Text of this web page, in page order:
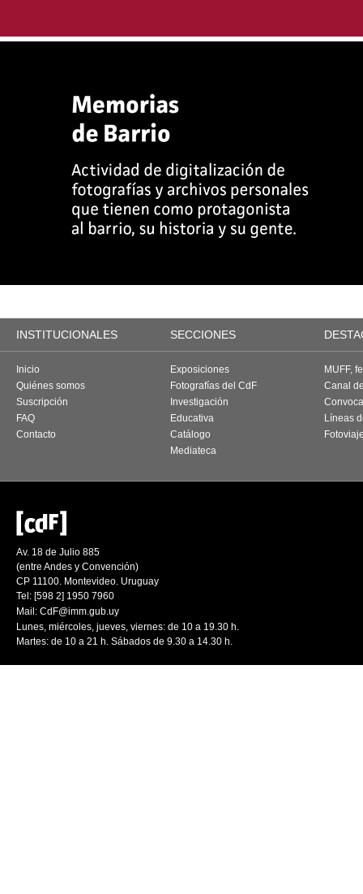
INSTITUCIONALES SECCIONES
Inicio
Quiénes somos
Suscripción
FAQ
Contacto
Exposiciones
Fotografías del CdF
Investigación
Educativa
Catálogo
Mediateca
MUFF,
Canal
Líneas
Av. 18 de Julio 885
(entre Andes y Convención)
CP 11100. Montevideo. Uruguay
Tel: [598 2] 1950 7960
Mail: CdF@imm.gub.uy
Lunes, miércoles, jueves, viernes: de 10 a 19.30 h.
Martes: de 10 a 21 h. Sábados de 9.30 a 14.30 h.